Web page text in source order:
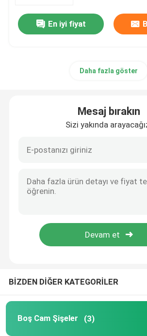
Ürün
En iyi fiyat
Daha fazla göster
Mesaj bırakın
Sizi yakında
BİZDEN DİĞER KATEGORİLER
Boş Cam Şişeler (3)